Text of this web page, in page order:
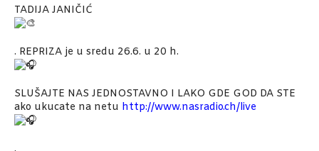
TADIJA JANIČIĆ
. REPRIZA je u sredu 26.6. u 20 h.
SLUŠAJTE NAS JEDNOSTAVNO I LAKO GDE GOD DA STE
ako ukucate na netu http://www.nasradio.ch/live